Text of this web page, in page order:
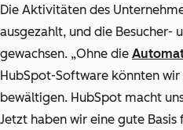
Die Aktivitäten des
ausgezahlt, und die Besucher-
gewachsen. „Ohne die
HubSpot-Software könnten
bewältigen. HubSpot macht
Jetzt haben wir eine gute Basis